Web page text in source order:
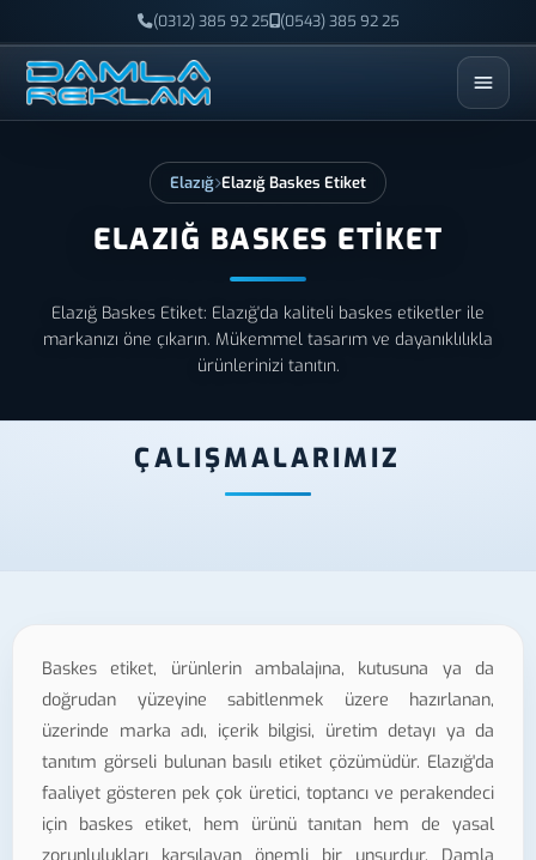
(0312) 385 92 25 (0543) 385 92 25
ESC
Elazığ Elazığ Baskes Etiket
ELAZIĞ BASKES ETIKET
Elazığ Baskes Etiket: Elazığ'da kaliteli baskes etiketler ile
markanızı öne çıkarın. Mükemmel tasarım ve dayanıklılıkla
ürünlerinizi tanıtın.
ÇALIŞMALARIMIZ
Baskes etiket, ürünlerin ambalajına, kutusuna ya da
doğrudan yüzeyine sabitlenmek üzere hazırlanan,
üzerinde marka adı, içerik bilgisi, üretim detayı ya da
tanıtım görseli bulunan basılı etiket çözümüdür. Elazığ'da
faaliyet gösteren pek çok üretici, toptancı ve perakendeci
için baskes etiket, hem ürünü tanıtan hem de yasal